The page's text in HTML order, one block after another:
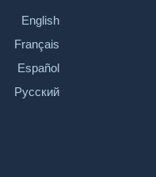
English
Français
Español
Русский